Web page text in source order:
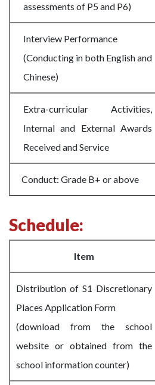
assessments of P5 and P6)
Interview Performance
(Conducting in both English and
Chinese)
Extra-curricular Activities,
Internal and External Awards
Received and Service
Conduct: Grade B+ or above
Schedule:
Item
Distribution of S1 Discretionary
Places Application Form
(download from the school
website or obtained from the
school information counter)